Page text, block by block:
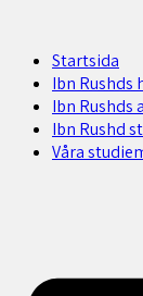
Startsida
Ibn Rushds
Ibn Rushds
Ibn Rushd
Våra